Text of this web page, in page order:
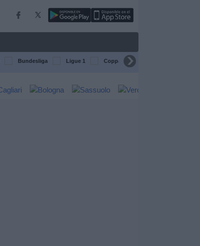
Bundesliga Ligue 1 Coppa del Mondo FIFA per club